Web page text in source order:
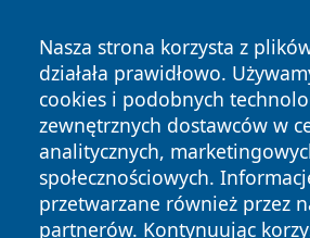
Nasza strona korzysta z
działała prawidłowo.
cookies i podobnych
zewnętrznych dostawców w
analitycznych,
społecznościowych.
przetwarzane również przez
partnerów. Kontynuując
Copyright © 2026 faktyopole.pl
Polityka